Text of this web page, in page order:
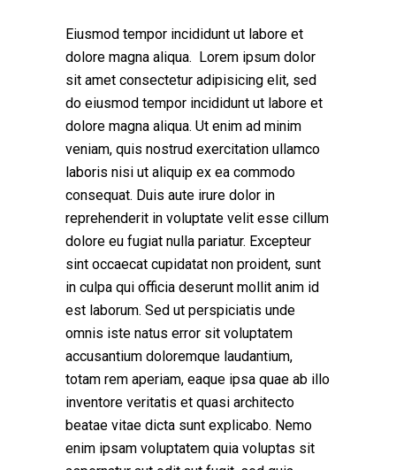
Eiusmod tempor incididunt ut labore et
dolore magna aliqua. Lorem ipsum dolor
sit amet consectetur adipisicing elit, sed
do eiusmod tempor incididunt ut labore et
dolore magna aliqua. Ut enim ad minim
veniam, quis nostrud exercitation ullamco
laboris nisi ut aliquip ex ea commodo
consequat. Duis aute irure dolor in
reprehenderit in voluptate velit esse cillum
dolore eu fugiat nulla pariatur. Excepteur
sint occaecat cupidatat non proident, sunt
in culpa qui officia deserunt mollit anim id
est laborum. Sed ut perspiciatis unde
omnis iste natus error sit voluptatem
accusantium doloremque laudantium,
totam rem aperiam, eaque ipsa quae ab illo
inventore veritatis et quasi architecto
beatae vitae dicta sunt explicabo. Nemo
enim ipsam voluptatem quia voluptas sit